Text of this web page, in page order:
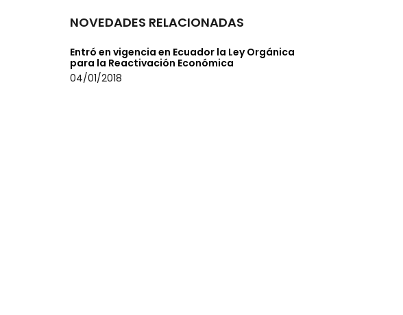
NOVEDADES RELACIONADAS
Entró en vigencia en Ecuador la Ley Orgánica
para la Reactivación Económica
04/01/2018